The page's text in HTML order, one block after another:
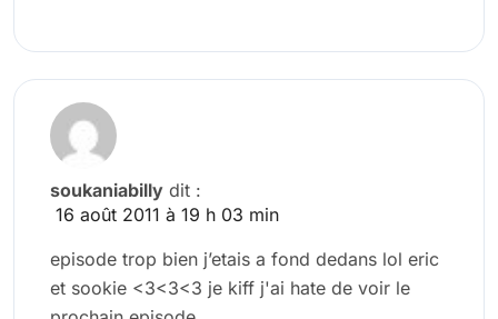
soukaniabilly dit :
16 août 2011 à 19 h 03 min
episode trop bien j’etais a fond dedans lol eric
et sookie <3<3<3 je kiff j'ai hate de voir le